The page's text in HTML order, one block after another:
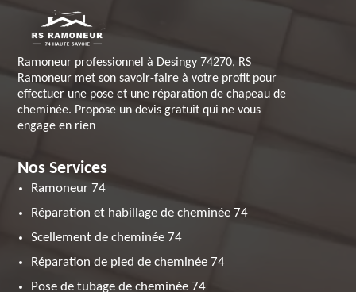
Ramoneur professionnel à Desingy 74270, RS
Ramoneur met son savoir-faire à votre profit pour
effectuer une pose et une réparation de chapeau de
cheminée. Propose un devis gratuit qui ne vous
engage en rien
Nos Services
Ramoneur 74
Réparation et habillage de cheminée 74
Scellement de cheminée 74
Réparation de pied de cheminée 74
Pose de tubage de cheminée 74